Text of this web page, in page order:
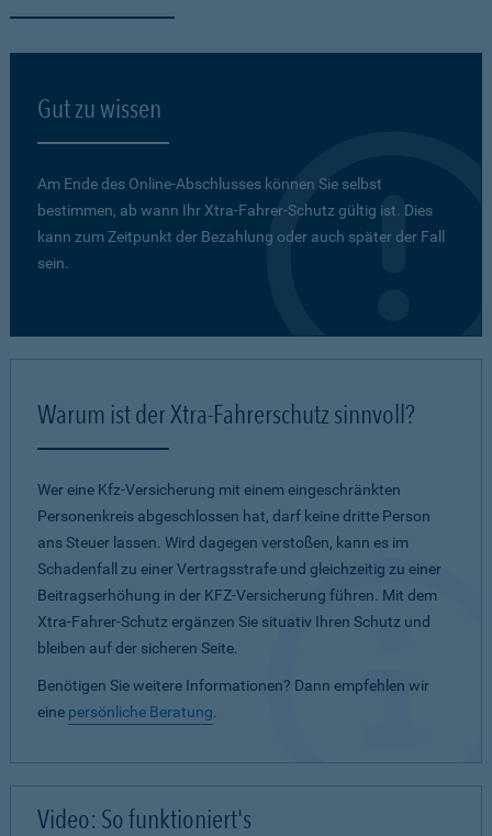
Gut zu wissen
Am Ende des Online-Abschlusses können Sie selbst
bestimmen, ab wann Ihr Xtra-Fahrer-Schutz gültig ist. Dies
kann zum Zeitpunkt der Bezahlung oder auch später der Fall
sein.
Warum ist der Xtra-Fahrerschutz sinnvoll?
Wer eine Kfz-Versicherung mit einem eingeschränkten
Personenkreis abgeschlossen hat, darf keine dritte Person
ans Steuer lassen. Wird dagegen verstoßen, kann es im
Schadenfall zu einer Vertragsstrafe und gleichzeitig zu einer
Beitragserhöhung in der KFZ-Versicherung führen. Mit dem
Xtra-Fahrer-Schutz ergänzen Sie situativ Ihren Schutz und
bleiben auf der sicheren Seite.
Benötigen Sie weitere Informationen? Dann empfehlen wir
eine persönliche Beratung.
Video: So funktioniert's